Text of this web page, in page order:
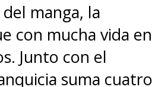
manga, la
con mucha vida en
Junto con el
suma cuatro